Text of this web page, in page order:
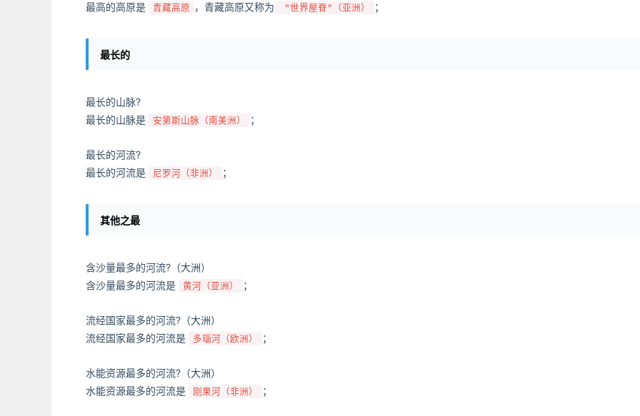
最高的高原是
青藏高原 ，青藏高原又称为 "世界屋脊"（亚洲） ；
最长的
最长的山脉?
最长的山脉是
安第斯山脉（南美洲） ；
最长的河流?
最长的河流是
尼罗河（非洲） ；
其他之最
含沙量最多的河流?（大洲）
含沙量最多的河流是
黄河（亚洲） ；
流经国家最多的河流?（大洲）
流经国家最多的河流是
多瑙河（欧洲） ；
水能资源最多的河流?（大洲）
水能资源最多的河流是
刚果河（非洲） ；